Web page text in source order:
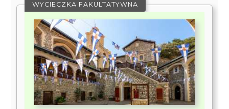
WYCIECZKA FAKULTATYWNA